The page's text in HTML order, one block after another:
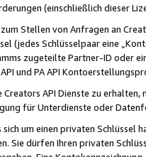
(einschließlich dieser
Stellen von Anfragen an
(jedes Schlüsselpaar eine
zugeteilte Partner-ID oder
und PA API
API Dienste zu
für Unterdienste oder
um einen privaten
Sie dürfen Ihren privaten